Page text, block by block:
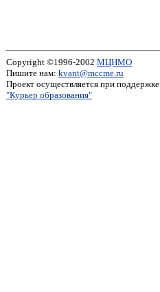
Copyright ©1996-2002 МЦНМО
Пишите нам: kvant@mccme.ru
Проект осуществляется при поддержке
"Курьер образования"